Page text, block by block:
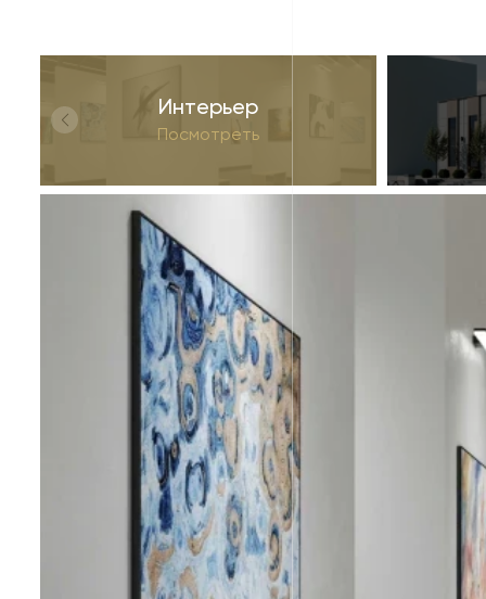
Интерьер
Посмотреть